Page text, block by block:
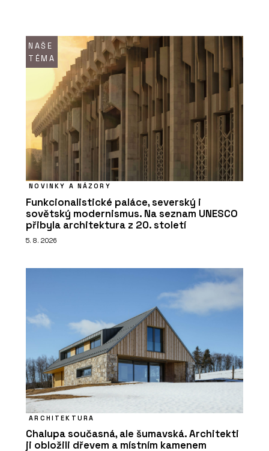
NAŠE
TÉMA
NOVINKY A NÁZORY
Funkcionalistické paláce, severský i
sovětský modernismus. Na seznam UNESCO
přibyla architektura z 20. století
5. 8. 2026
ARCHITEKTURA
Chalupa současná, ale šumavská. Architekti
ji obložili dřevem a místním kamenem